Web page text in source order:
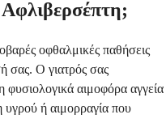
Αφλιβερσέπτη;
οφθαλμικές παθήσεις
σας. Ο γιατρός σας
φυσιολογικά αιμοφόρα αγγεία
ή αιμορραγία που